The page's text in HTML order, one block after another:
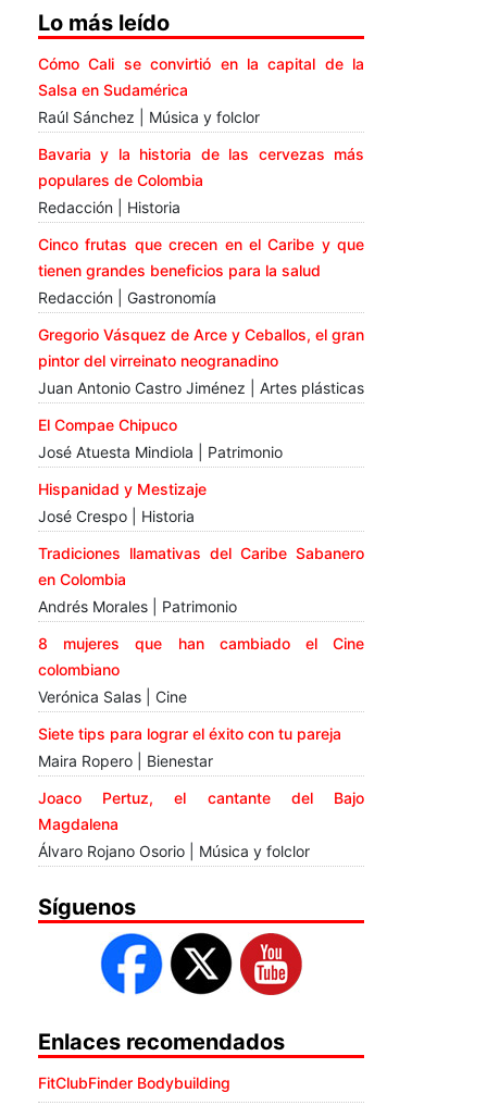
Lo más leído
Cómo Cali se convirtió en la capital de la
Salsa en Sudamérica
Raúl Sánchez | Música y folclor
Bavaria y la historia de las cervezas más
populares de Colombia
Redacción | Historia
Cinco frutas que crecen en el Caribe y que
tienen grandes beneficios para la salud
Redacción | Gastronomía
Gregorio Vásquez de Arce y Ceballos, el gran
pintor del virreinato neogranadino
Juan Antonio Castro Jiménez | Artes plásticas
El Compae Chipuco
José Atuesta Mindiola | Patrimonio
Hispanidad y Mestizaje
José Crespo | Historia
Tradiciones llamativas del Caribe Sabanero
en Colombia
Andrés Morales | Patrimonio
8 mujeres que han cambiado el Cine
colombiano
Verónica Salas | Cine
Siete tips para lograr el éxito con tu pareja
Maira Ropero | Bienestar
Joaco Pertuz, el cantante del Bajo
Magdalena
Álvaro Rojano Osorio | Música y folclor
Síguenos
Enlaces recomendados
FitClubFinder Bodybuilding